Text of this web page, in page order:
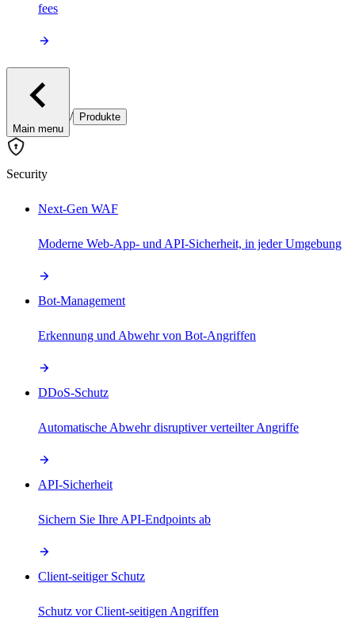
fees
Main menu
/ Produkte
Security
Next-Gen WAF
Moderne Web-App- und API-Sicherheit, in jeder Umgebung
Bot-Management
Erkennung und Abwehr von Bot-Angriffen
DDoS-Schutz
Automatische Abwehr disruptiver verteilter Angriffe
API-Sicherheit
Sichern Sie Ihre API-Endpoints ab
Client-seitiger Schutz
Schutz vor Client-seitigen Angriffen